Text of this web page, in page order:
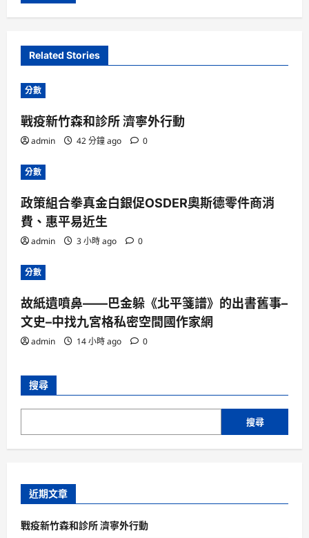
Related Stories
分數
戰疫新竹森和診所 濟寧外行動
admin 42 分鐘 ago 0
分數
政策組合拳真金白銀促OSDER奧斯德零件商消
費、惠平易近生
admin 3 小時 ago 0
分數
故紙遺噴鼻——巴金躲《北平箋譜》的出書舊事–
文史–中找九宮格私密空間國作家網
admin 14 小時 ago 0
搜尋
搜尋
近期文章
戰疫新竹森和診所 濟寧外行動